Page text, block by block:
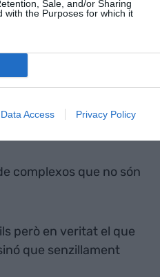
Sale, and/or Sharing
with the Purposes for which it
Data Access Privacy Policy
que la ficció és
sèries semblen
complexos que no són
però en veritat el que
que senzillament